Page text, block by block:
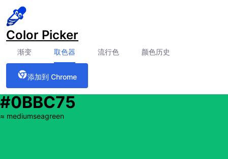
Color Picker
渐变 取色器 流行色 颜色历史
添加到 Chrome
#0BBC75
≈ mediumseagreen